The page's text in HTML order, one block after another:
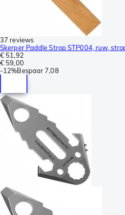
37 reviews
Skerper Paddle Strop STP004, ruw,
€ 51,92
€ 59,00
-12%Bespaar 7,08